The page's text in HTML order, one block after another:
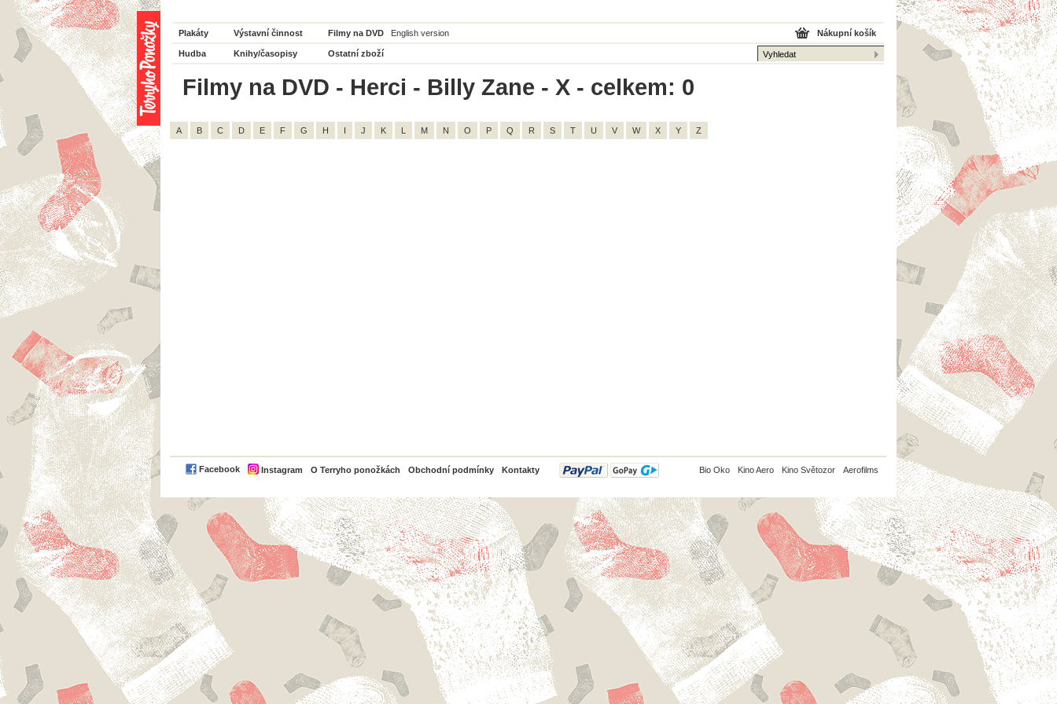
Plakáty Výstavní činnost Filmy na DVD English version
Hudba Knihy/časopisy Ostatní zboží
Nákupní košík
Filmy na DVD - Herci - Billy Zane - X - celkem: 0
A B C D E F G H I J K L M N O P Q R S T U V W X Y Z
Facebook Instagram O Terryho ponožkách Obchodní podmínky Kontakty
PayPal Bio Oko Kino Aero Kino Světozor Aerofilms